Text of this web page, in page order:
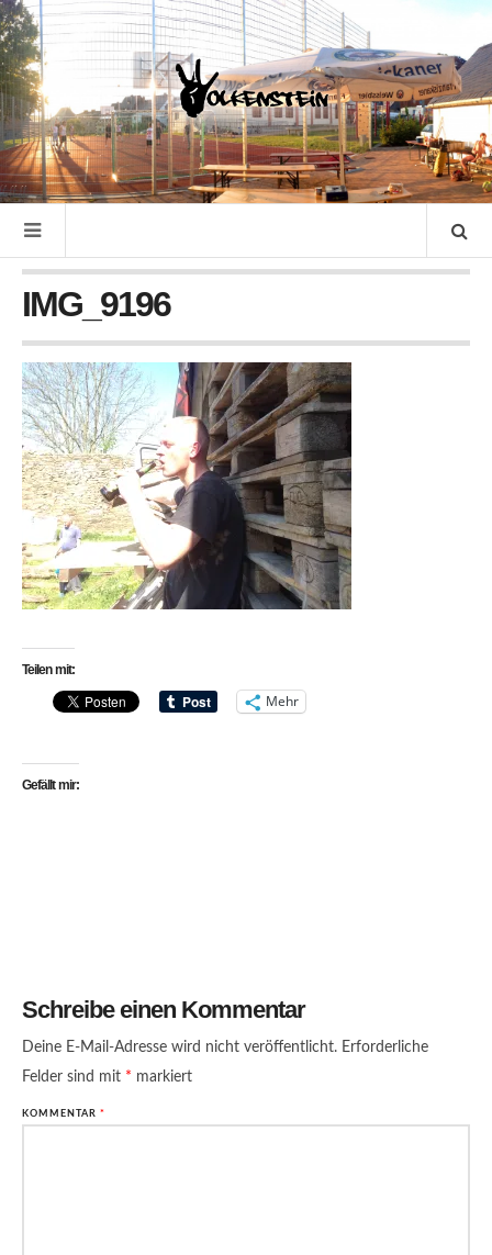
IMG_9196
Teilen mit:
Mehr
Gefällt mir:
Schreibe einen Kommentar
Deine E-Mail-Adresse wird nicht veröffentlicht. Erforderliche
Felder sind mit * markiert
KOMMENTAR *